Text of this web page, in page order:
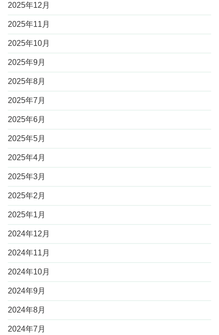
2025年12月
2025年11月
2025年10月
2025年9月
2025年8月
2025年7月
2025年6月
2025年5月
2025年4月
2025年3月
2025年2月
2025年1月
2024年12月
2024年11月
2024年10月
2024年9月
2024年8月
2024年7月